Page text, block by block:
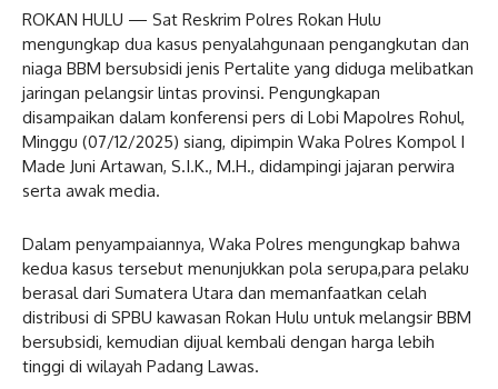
ROKAN HULU — Sat Reskrim Polres Rokan Hulu
mengungkap dua kasus penyalahgunaan pengangkutan dan
niaga BBM bersubsidi jenis Pertalite yang diduga melibatkan
jaringan pelangsir lintas provinsi. Pengungkapan
disampaikan dalam konferensi pers di Lobi Mapolres Rohul,
Minggu (07/12/2025) siang, dipimpin Waka Polres Kompol I
Made Juni Artawan, S.I.K., M.H., didampingi jajaran perwira
serta awak media.
Dalam penyampaiannya, Waka Polres mengungkap bahwa
kedua kasus tersebut menunjukkan pola serupa,para pelaku
berasal dari Sumatera Utara dan memanfaatkan celah
distribusi di SPBU kawasan Rokan Hulu untuk melangsir BBM
bersubsidi, kemudian dijual kembali dengan harga lebih
tinggi di wilayah Padang Lawas.